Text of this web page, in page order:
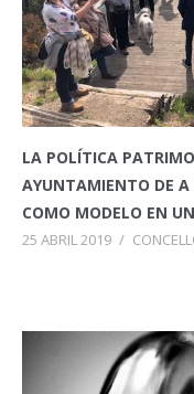
LA POLÍTICA
AYUNTAMIENTO DE A
COMO MODELO EN
25 ABRIL 2019 /